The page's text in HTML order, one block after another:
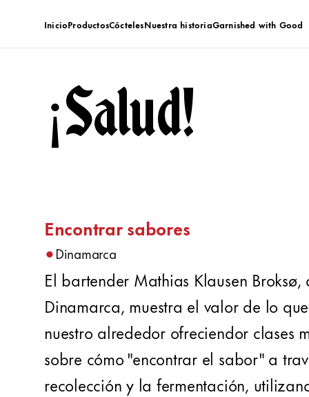
InicioProductosCóctelesNuestra historiaGarnished with Good
¡Salud!
Encontrar sabores
•Dinamarca
El bartender Mathias Klausen Broksø,
Dinamarca, muestra el valor de lo
nuestro alrededor ofreciendor clases
sobre cómo "encontrar el sabor" a
recolección y la fermentación,